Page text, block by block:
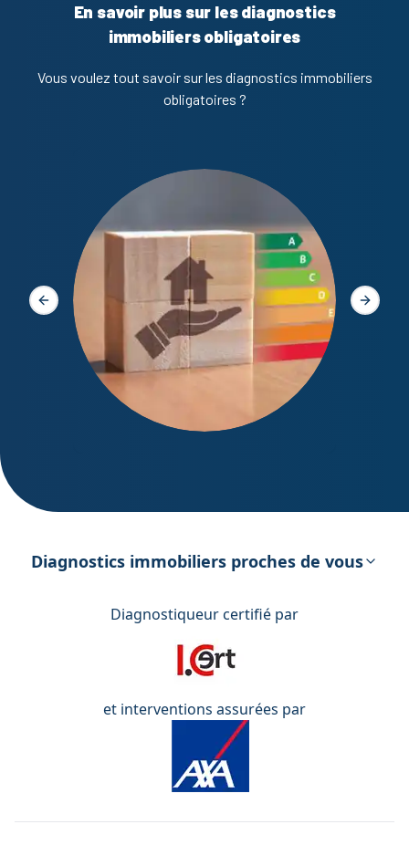
En savoir plus sur les diagnostics
immobiliers obligatoires
Vous voulez tout savoir sur les diagnostics immobiliers
obligatoires ?
énergétique
Slide précédente Slide
Diagnostics immobiliers proches de vous
Diagnostiqueur certifié par
et interventions assurées par